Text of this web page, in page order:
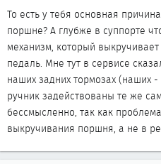
То есть у тебя основная
поршне? А глубже в суппорте
механизм, который
педаль. Мне тут в сервисе
наших задних тормозах (наших -
ручник задействованы те же
бессмысленно, так как
выкручивания поршня, а не в